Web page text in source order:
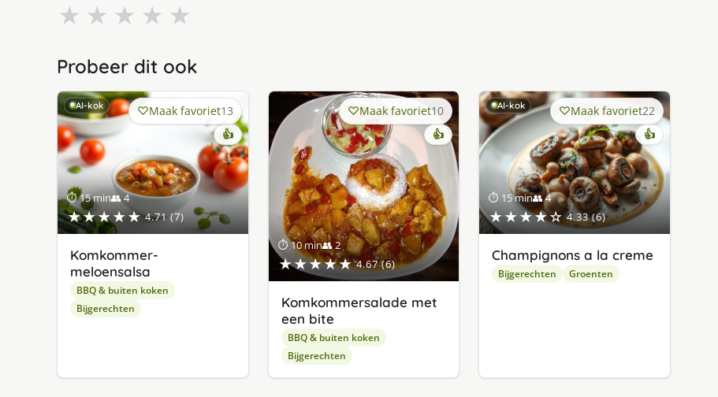
★ ★ ★ ★ ★
Probeer dit ook
AI-kok
⏱ 15 min👥 4
★★★★★ 4.71 (7)
Maak favoriet13
👍
Komkommer-
meloensalsa
BBQ & buiten koken
Bijgerechten
⏱ 10 min👥 2
★★★★★ 4.67 (6)
Maak favoriet10
👍
Komkommersalade met
een bite
BBQ & buiten koken
Bijgerechten
AI-kok
⏱ 15 min👥 4
★★★★☆ 4.33 (6)
Maak favoriet22
👍
Champignons a la creme
Bijgerechten Groenten